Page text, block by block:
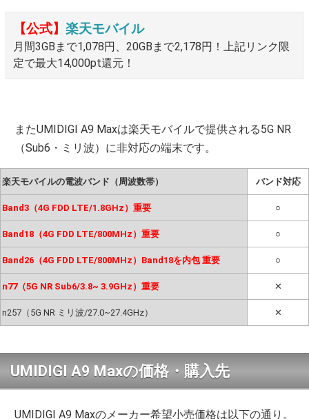
【公式】 楽天モバイル
月間3GBまで1,078円、20GBまで2,178円！上記リンク限
定で最大14,000pt還元！
またUMIDIGI A9 Maxは楽天モバイルで提供される5G NR
（Sub6・ミリ波）に非対応の端末です。
楽天モバイルの電波バンド（周波数帯） バンド対応
Band3（4G FDD LTE/1.8GHz）重要 ○
Band18（4G FDD LTE/800MHz）重要 ○
Band26（4G FDD LTE/800MHz）Band18を内包 重要 ○
n77（5G NR Sub6/3.8~ 3.9GHz）重要 ✕
n257（5G NR ミリ波/27.0~27.4GHz） ✕
UMIDIGI A9 Maxの価格・購入先
UMIDIGI A9 Maxのメーカー希望小売価格は以下の通り。